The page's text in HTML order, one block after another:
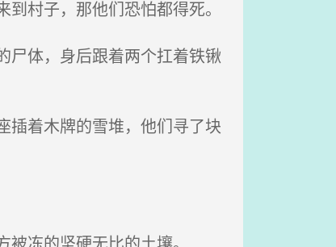
村子，那他们恐怕都得死。
体，身后跟着两个扛着铁锹
着木牌的雪堆，他们寻了块